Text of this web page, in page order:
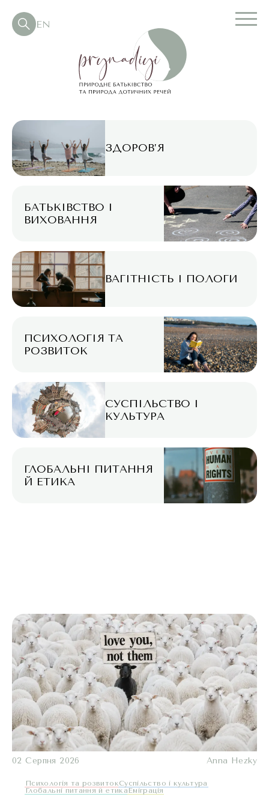
EN
ЗДОРОВ’Я
БАТЬКІВСТВО І
ВИХОВАННЯ
ВАГІТНІСТЬ І ПОЛОГИ
ПСИХОЛОГІЯ ТА
РОЗВИТОК
СУСПІЛЬСТВО І
КУЛЬТУРА
ГЛОБАЛЬНІ ПИТАННЯ
Й ЕТИКА
02 Серпня 2026 Anna Hezky
Психологія та розвитокСуспільство і культура
Глобальні питання й етика Еміграція